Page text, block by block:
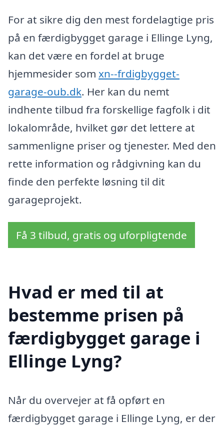
For at sikre dig den mest fordelagtige pris
på en færdigbygget garage i Ellinge Lyng,
kan det være en fordel at bruge
hjemmesider som xn--frdigbygget-
garage-oub.dk. Her kan du nemt
indhente tilbud fra forskellige fagfolk i dit
lokalområde, hvilket gør det lettere at
sammenligne priser og tjenester. Med den
rette information og rådgivning kan du
finde den perfekte løsning til dit
garageprojekt.
Få 3 tilbud, gratis og uforpligtende
Hvad er med til at
bestemme prisen på
færdigbygget garage i
Ellinge Lyng?
Når du overvejer at få opført en
færdigbygget garage i Ellinge Lyng, er der